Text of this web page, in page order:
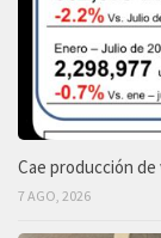
Cae producción
7 AGO, 2026